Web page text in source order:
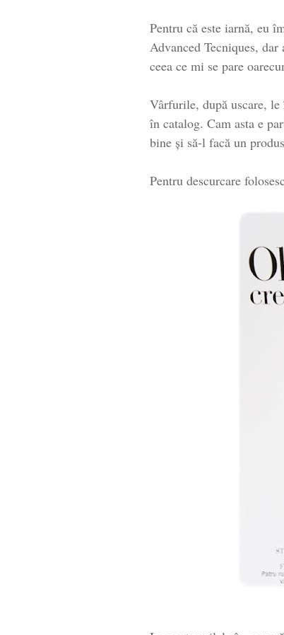
Pentru că este iarnă, eu
Advanced Tecniques,
ceea ce mi se pare
Vârfurile, după uscare,
în catalog. Cam asta e
bine și să-l facă un
Pentru descurcare